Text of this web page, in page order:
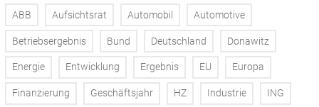
ABB Aufsichtsrat Automobil Automotive
Betriebsergebnis Bund Deutschland Donawitz
Energie Entwicklung Ergebnis EU Europa
Finanzierung Geschäftsjahr HZ Industrie ING